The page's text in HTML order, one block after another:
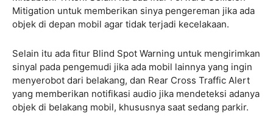
Mitigation untuk memberikan sinya pengereman jika ada
objek di depan mobil agar tidak terjadi kecelakaan.
Selain itu ada fitur Blind Spot Warning untuk mengirimkan
sinyal pada pengemudi jika ada mobil lainnya yang ingin
menyerobot dari belakang, dan Rear Cross Traffic Alert
yang memberikan notifikasi audio jika mendeteksi adanya
objek di belakang mobil, khususnya saat sedang parkir.